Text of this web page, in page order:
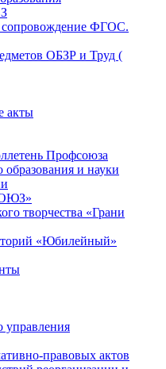
сопровождение ФГОС.
ОБЗР и Труд (
акты
Профсоюза
образования и науки
творчества «Грани
«Юбилейный»
управления
правовых актов